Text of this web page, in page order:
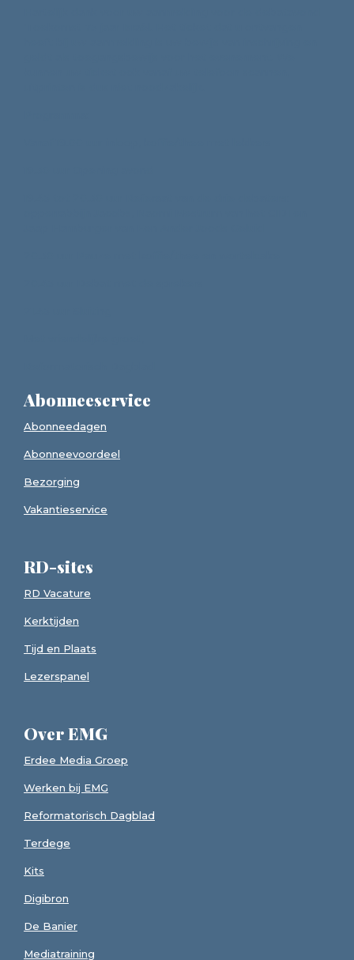
Abonneeservice
Abonneedagen
Abonneevoordeel
Bezorging
Vakantieservice
RD-sites
RD Vacature
Kerktijden
Tijd en Plaats
Lezerspanel
Over EMG
Erdee Media Groep
Werken bij EMG
Reformatorisch Dagblad
Terdege
Kits
Digibron
De Banier
Mediatraining